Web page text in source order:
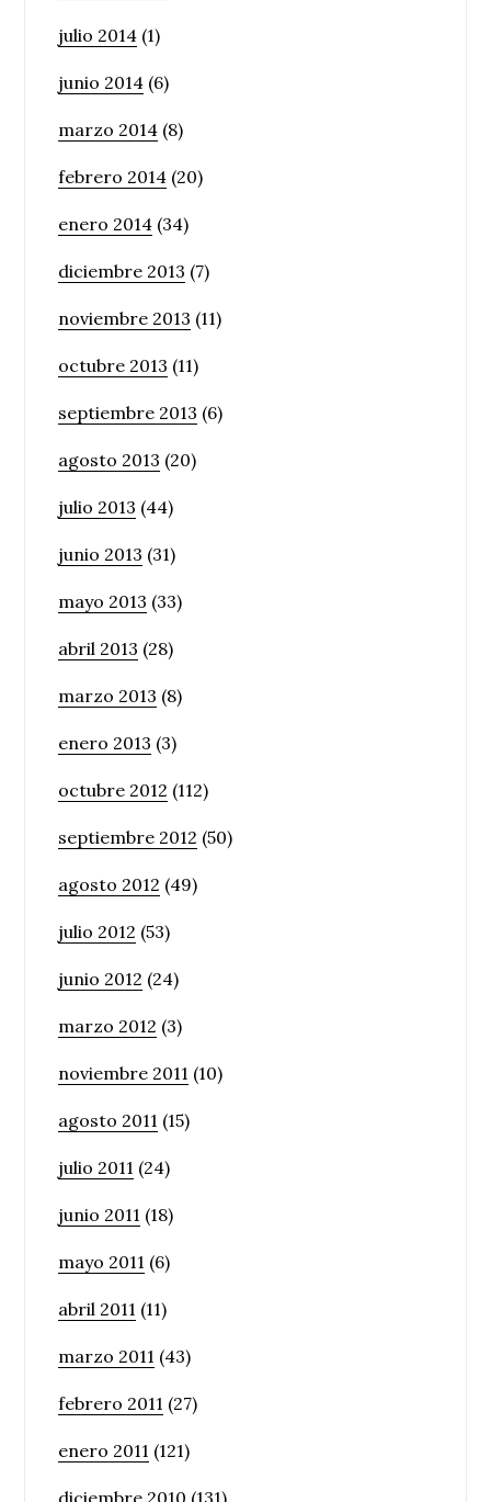
julio 2014 (1)
junio 2014 (6)
marzo 2014 (8)
febrero 2014 (20)
enero 2014 (34)
diciembre 2013 (7)
noviembre 2013 (11)
octubre 2013 (11)
septiembre 2013 (6)
agosto 2013 (20)
julio 2013 (44)
junio 2013 (31)
mayo 2013 (33)
abril 2013 (28)
marzo 2013 (8)
enero 2013 (3)
octubre 2012 (112)
septiembre 2012 (50)
agosto 2012 (49)
julio 2012 (53)
junio 2012 (24)
marzo 2012 (3)
noviembre 2011 (10)
agosto 2011 (15)
julio 2011 (24)
junio 2011 (18)
mayo 2011 (6)
abril 2011 (11)
marzo 2011 (43)
febrero 2011 (27)
enero 2011 (121)
diciembre 2010 (131)